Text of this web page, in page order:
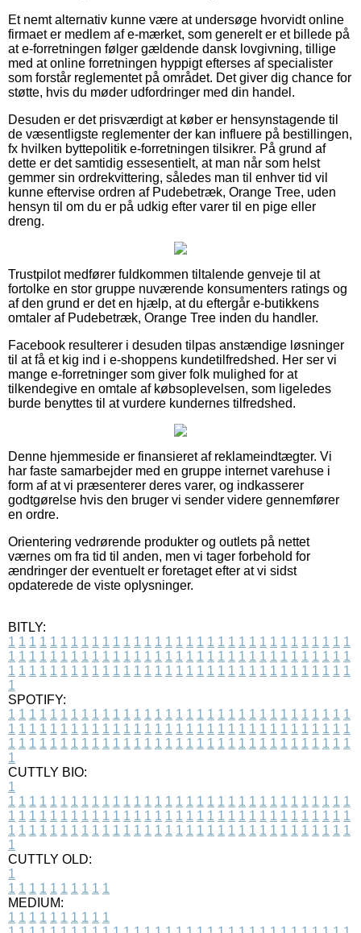
Et nemt alternativ kunne være at undersøge hvorvidt online
firmaet er medlem af e-mærket, som generelt er et billede på
at e-forretningen følger gældende dansk lovgivning, tillige
med at online forretningen hyppigt efterses af specialister
som forstår reglementet på området. Det giver dig chance for
støtte, hvis du møder udfordringer med din handel.
Desuden er det prisværdigt at køber er hensynstagende til
de væsentligste reglementer der kan influere på bestillingen,
fx hvilken byttepolitik e-forretningen tilsikrer. På grund af
dette er det samtidig essesentielt, at man når som helst
gemmer sin ordrekvittering, således man til enhver tid vil
kunne eftervise ordren af Pudebetræk, Orange Tree, uden
hensyn til om du er på udkig efter varer til en pige eller
dreng.
Trustpilot medfører fuldkommen tiltalende genveje til at
fortolke en stor gruppe nuværende konsumenters ratings og
af den grund er det en hjælp, at du eftergår e-butikkens
omtaler af Pudebetræk, Orange Tree inden du handler.
Facebook resulterer i desuden tilpas anstændige løsninger
til at få et kig ind i e-shoppens kundetilfredshed. Her ser vi
mange e-forretninger som giver folk mulighed for at
tilkendegive en omtale af købsoplevelsen, som ligeledes
burde benyttes til at vurdere kundernes tilfredshed.
Denne hjemmeside er finansieret af reklameindtægter. Vi
har faste samarbejder med en gruppe internet varehuse i
form af at vi præsenterer deres varer, og indkasserer
godtgørelse hvis den bruger vi sender videre gennemfører
en ordre.
Orientering vedrørende produkter og outlets på nettet
værnes om fra tid til anden, men vi tager forbehold for
ændringer der eventuelt er foretaget efter at vi sidst
opdaterede de viste oplysninger.
BITLY:
1 1 1 1 1 1 1 1 1 1 1 1 1 1 1 1 1 1 1 1 1 1 1 1 1 1 1 1 1 1 1 1 1
1 1 1 1 1 1 1 1 1 1 1 1 1 1 1 1 1 1 1 1 1 1 1 1 1 1 1 1 1 1 1 1 1
1 1 1 1 1 1 1 1 1 1 1 1 1 1 1 1 1 1 1 1 1 1 1 1 1 1 1 1 1 1 1 1 1
1
SPOTIFY:
1 1 1 1 1 1 1 1 1 1 1 1 1 1 1 1 1 1 1 1 1 1 1 1 1 1 1 1 1 1 1 1 1
1 1 1 1 1 1 1 1 1 1 1 1 1 1 1 1 1 1 1 1 1 1 1 1 1 1 1 1 1 1 1 1 1
1 1 1 1 1 1 1 1 1 1 1 1 1 1 1 1 1 1 1 1 1 1 1 1 1 1 1 1 1 1 1 1 1
1
CUTTLY BIO:
1
1 1 1 1 1 1 1 1 1 1 1 1 1 1 1 1 1 1 1 1 1 1 1 1 1 1 1 1 1 1 1 1 1
1 1 1 1 1 1 1 1 1 1 1 1 1 1 1 1 1 1 1 1 1 1 1 1 1 1 1 1 1 1 1 1 1
1 1 1 1 1 1 1 1 1 1 1 1 1 1 1 1 1 1 1 1 1 1 1 1 1 1 1 1 1 1 1 1 1
1
CUTTLY OLD:
1
1 1 1 1 1 1 1 1 1 1
MEDIUM:
1 1 1 1 1 1 1 1 1 1